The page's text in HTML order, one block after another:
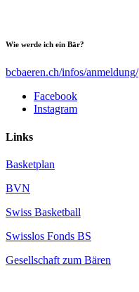
Wie werde ich ein Bär?
bcbaeren.ch/infos/anmeldung/
Facebook
Instagram
Links
Basketplan
BVN
Swiss Basketball
Swisslos Fonds BS
Gesellschaft zum Bären